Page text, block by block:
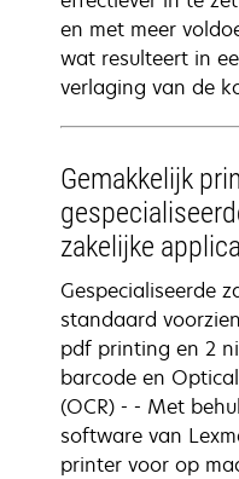
en met meer
wat resulteert in
verlaging van de
Gemakkelijk
zakelijke
Gespecialiseerde
standaard
pdf printing en 2
barcode en
(OCR) - - Met
software van
printer voor op